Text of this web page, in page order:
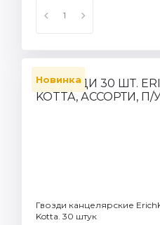
Новинка
Гвозди канцелярские
Kotta. 30 штук